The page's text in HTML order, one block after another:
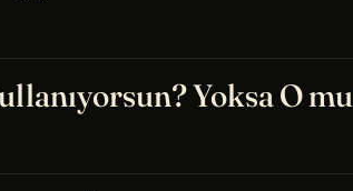
Yoksa O